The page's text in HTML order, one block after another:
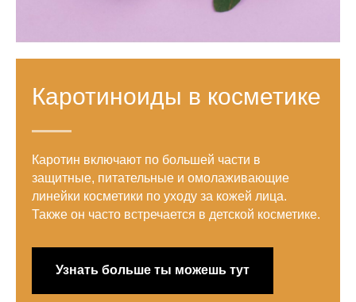
Каротиноиды в косметике
Каротин включают по большей части в
защитные, питательные и омолаживающие
линейки косметики по уходу за кожей лица.
Также он часто встречается в детской косметике.
Узнать больше ты можешь тут